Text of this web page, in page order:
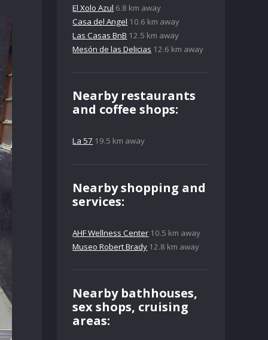
El Xolo Azul 6.8 km away
Casa del Angel 10.6 km away
Las Casas BnB 12.5 km away
Mesón de las Delicias 12.6 km away
Nearby restaurants
and coffee shops:
La 57 19.5 km away
Nearby shopping and
services:
AHF Wellness Center 10.5 km away
Museo Robert Brady 12.8 km away
Nearby bathhouses,
sex shops, cruising
areas: